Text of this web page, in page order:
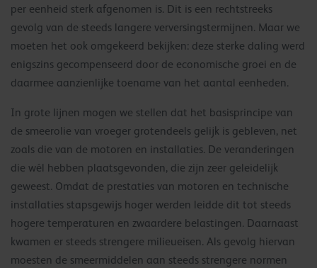
per eenheid sterk afgenomen is. Dit is een rechtstreeks
gevolg van de steeds langere verversingstermijnen. Maar we
moeten het ook omgekeerd bekijken: deze sterke daling werd
enigszins gecompenseerd door de economische groei en de
daarmee aanzienlijke toename van het aantal eenheden.
In grote lijnen mogen we stellen dat het basisprincipe van
de smeerolie van vroeger grotendeels gelijk is gebleven, net
zoals die van de motoren en installaties. De veranderingen
die wél hebben plaatsgevonden, die zijn zeer geleidelijk
geweest. Omdat de prestaties van motoren en technische
installaties stapsgewijs hoger werden leidde dit tot steeds
hogere temperaturen en zwaardere belastingen. Daarnaast
kwamen er steeds strengere milieueisen. Als gevolg hiervan
moesten de smeermiddelen aan steeds strengere normen